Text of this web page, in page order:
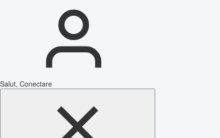
Salut, Conectare